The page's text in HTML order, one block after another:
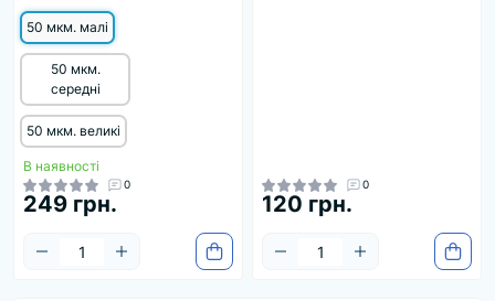
50 мкм. малі
50 мкм.
середні
50 мкм. великі
В наявності
0
249 грн.
0
120 грн.